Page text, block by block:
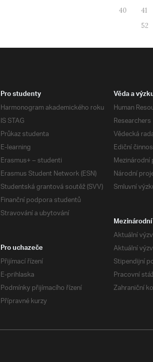
40
41
52
Pro studenty
Harmonogram akademického roku
IS STAG
Průkaz studenta
E-learning
Erasmus+ – studenti
Erasmus Student Network (ESN)
Studentská grantová soutěž (SVV)
Finanční podpora studentů
Stravování a ubytování
Věda a
Human
Researchers
Vědecká
Ediční
Národní
Smluvní
Aktuální
Aktuální
Stipendijní
Pracovní
Zahraniční
Pro uchazeče
Přijímací řízení
E-prihlaska
Podmínky přijímacího řízení
Přípravné kurzy